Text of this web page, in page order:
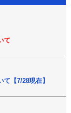
て
【7/28現在】